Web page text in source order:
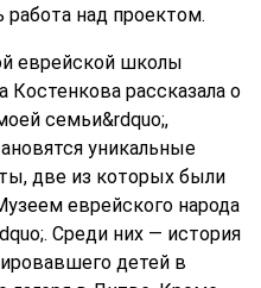
работа над проектом.
еврейской школы
Костенкова рассказала о
семьи&rdquo;,
уникальные
две из которых были
еврейского народа
Среди них — история
детей в